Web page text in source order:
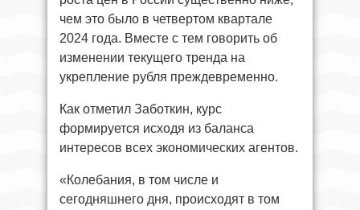
чем это было в четвертом квартале
2024 года. Вместе с тем говорить об
изменении текущего тренда на
укрепление рубля преждевременно.
Как отметил Заботкин, курс
формируется исходя из баланса
интересов всех экономических агентов.
«Колебания, в том числе и
сегодняшнего дня, происходят в том